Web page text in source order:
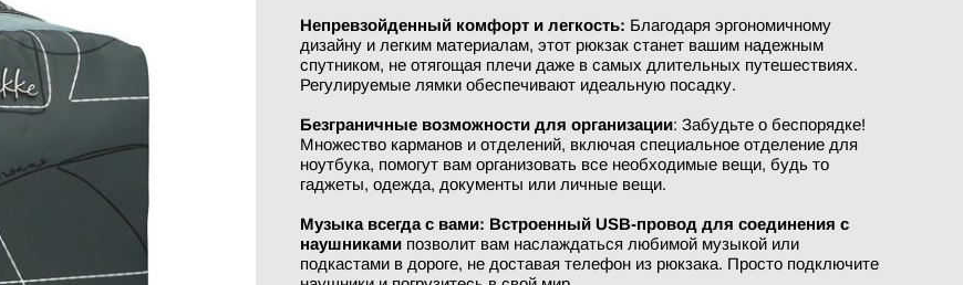
Непревзойденный комфорт и легкость: Благодаря эргономичному
дизайну и легким материалам, этот рюкзак станет вашим надежным
спутником, не отягощая плечи даже в самых длительных путешествиях.
Регулируемые лямки обеспечивают идеальную посадку.
Безграничные возможности для организации: Забудьте о беспорядке!
Множество карманов и отделений, включая специальное отделение для
ноутбука, помогут вам организовать все необходимые вещи, будь то
гаджеты, одежда, документы или личные вещи.
Музыка всегда с вами: Встроенный USB-провод для соединения с
наушникамипозволит вам наслаждаться любимой музыкой или
подкастами в дороге, не доставая телефон из рюкзака. Просто подключите